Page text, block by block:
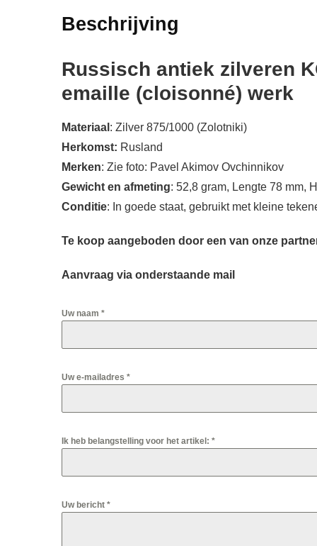
Beschrijving
Russisch antiek zilveren
emaille (cloisonné) werk
Materiaal : Zilver 875/1000 (Zolotniki)
Herkomst: Rusland
Merken: Zie foto: Pavel Akimov Ovchinnikov
Gewicht en afmeting: 52,8 gram, Lengte 78 mm,
Conditie: In goede staat, gebruikt met kleine
Te koop aangeboden door een van onze
Aanvraag via onderstaande mail
Uw naam *
Uw e-mailadres *
Ik heb belangstelling voor het artikel: *
Uw bericht *